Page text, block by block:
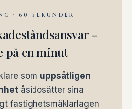
· 60 SEKUNDER
–
på en minut
som uppsåtligen
åsidosätter sina
fastighetsmäklarlagen